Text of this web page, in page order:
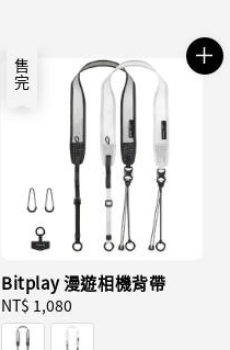
售完
Bitplay 漫遊相機背帶
Regular
price
NT$ 1,080